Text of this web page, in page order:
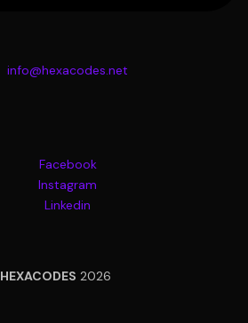
info@hexacodes.net
Facebook
Instagram
Linkedin
HEXACODES 2026